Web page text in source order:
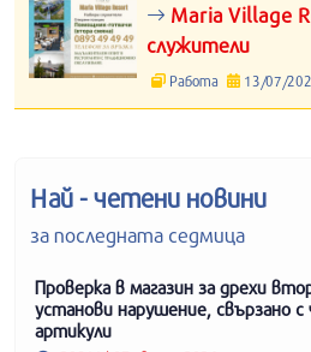
Maria Village
служители
Работа 13/07/
Най - четени новини
за последната седмица
Проверка в магазин за дрехи
установи нарушение, свързано
артикули